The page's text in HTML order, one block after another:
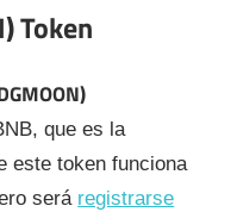
Token
que es la
este token funciona
será registrarse